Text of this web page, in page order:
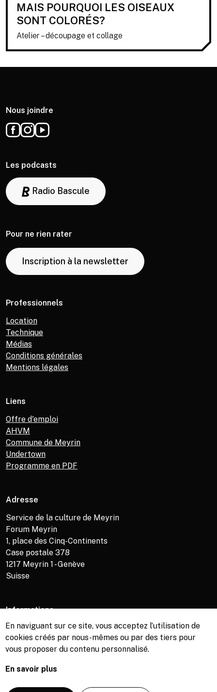
MAIS POURQUOI LES OISEAUX
SONT COLORÉS?
Atelier – découpage et collage
Nous joindre
Les podcasts
Radio Bascule
Pour ne rien rater
Inscription à la newsletter
Professionnels
Location
Technique
Médias
Conditions générales
Mentions légales
Liens
Offre d'emploi
AHVM
Commune de Meyrin
Undertown
Programme en PDF
Adresse
Service de la culture de Meyrin
Forum Meyrin
1, place des Cinq-Continents
Case postale 378
1217 Meyrin 1 - Genève
Suisse
Informations
Service de la culture +41 (0)22 989 16 69
Billetterie +41 (0)22 989 34 34
Bibliothèque +41 (0)22 989 34 74
En naviguant sur ce site, vous acceptez l’utilisation de
cookies créés par nous-mêmes ou par des tiers pour
vous proposer du contenu personnalisé.
En savoir plus